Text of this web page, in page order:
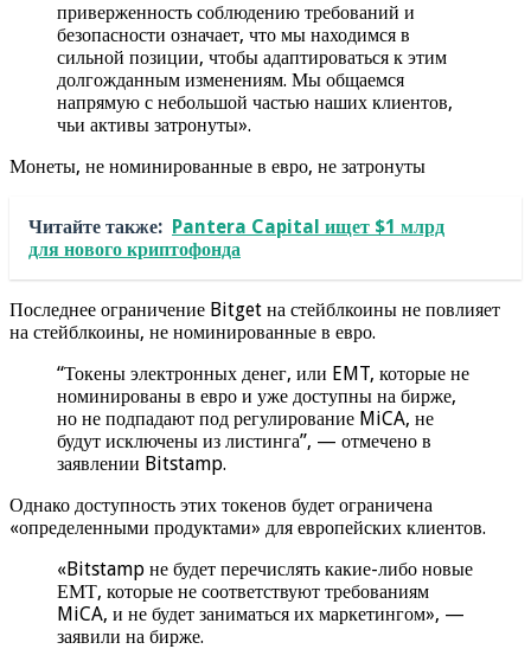
приверженность соблюдению требований и
безопасности означает, что мы находимся в
сильной позиции, чтобы адаптироваться к этим
долгожданным изменениям. Мы общаемся
напрямую с небольшой частью наших клиентов,
чьи активы затронуты».
Монеты, не номинированные в евро, не затронуты
Читайте также: Pantera Capital ищет $1 млрд
для нового криптофонда
Последнее ограничение Bitget на стейблкоины не повлияет
на стейблкоины, не номинированные в евро.
“Токены электронных денег, или EMT, которые не
номинированы в евро и уже доступны на бирже,
но не подпадают под регулирование MiCA, не
будут исключены из листинга”, — отмечено в
заявлении Bitstamp.
Однако доступность этих токенов будет ограничена
«определенными продуктами» для европейских клиентов.
«Bitstamp не будет перечислять какие-либо новые
ЕМТ, которые не соответствуют требованиям
MiCA, и не будет заниматься их маркетингом», —
заявили на бирже.